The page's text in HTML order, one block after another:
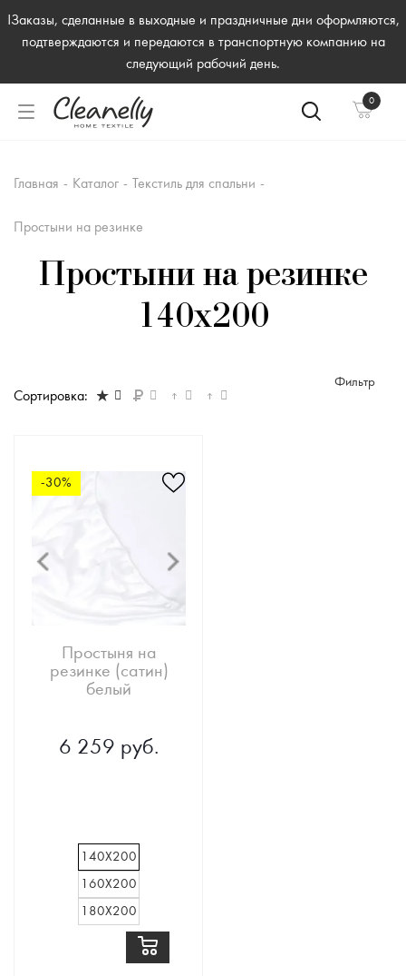
!Заказы, сделанные в выходные и праздничные дни оформляются,
подтверждаются и передаются в транспортную компанию на
следующий рабочий день.
0
Главная - Каталог - Текстиль для спальни -
Простыни на резинке
Простыни на резинке
140x200
Фильтр
Сортировка:
-30%
Простыня на
резинке (сатин)
белый
6 259 руб.
140Х200
160Х200
180Х200